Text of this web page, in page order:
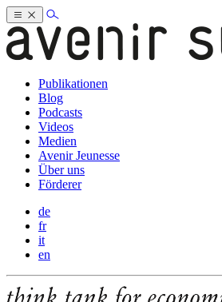
Publikationen
Blog
Podcasts
Videos
Medien
Avenir Jeunesse
Über uns
Förderer
de
fr
it
en